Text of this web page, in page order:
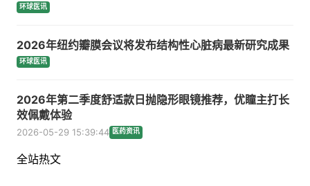
环球医讯
2026年纽约瓣膜会议将发布结构性心脏病最新研究成果
环球医讯
2026年第二季度舒适款日抛隐形眼镜推荐，优瞳主打长
效佩戴体验
2026-05-29 15:39:44 医药资讯
全站热文